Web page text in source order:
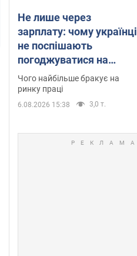
Не лише через
зарплату: чому українці
не поспішають
погоджуватися на
вакансії
Чого найбільше бракує на
ринку праці
6.08.2026 15:38 3,0 т.